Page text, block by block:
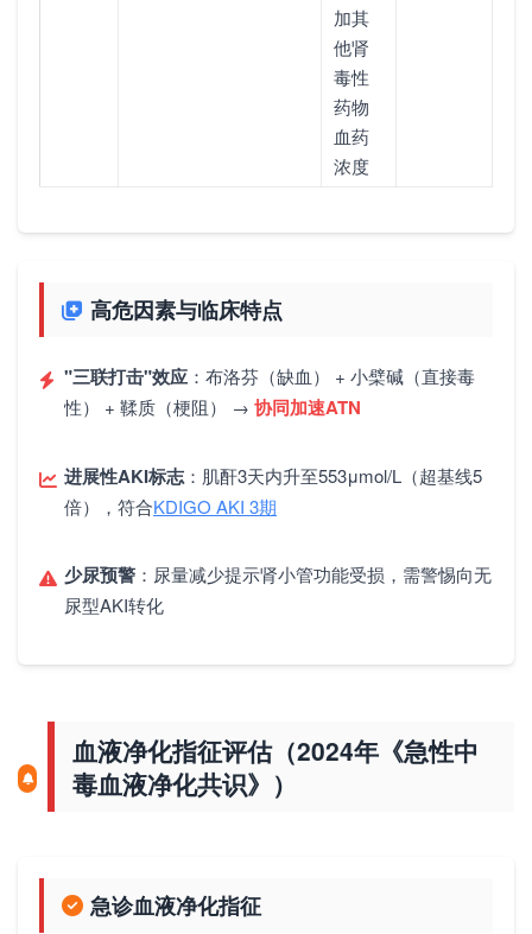
加其
他肾
毒性
药物
血药
浓度
高危因素与临床特点
"三联打击"效应 ：布洛芬（缺血） + 小檗碱（直接毒
性） + 鞣质（梗阻） → 协同加速ATN
进展性AKI标志 ：肌酐3天内升至553μmol/L（超基线5
倍），符合KDIGO AKI 3期
少尿预警 ：尿量减少提示肾小管功能受损，需警惕向无
尿型AKI转化
血液净化指征评估（2024年《急性中
毒血液净化共识》）
急诊血液净化指征